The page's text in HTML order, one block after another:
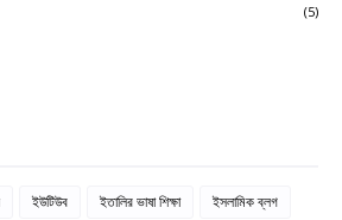
(5)
ইউটিউব ইতালির ভাষা শিক্ষা
ইসলামিক ব্লগ